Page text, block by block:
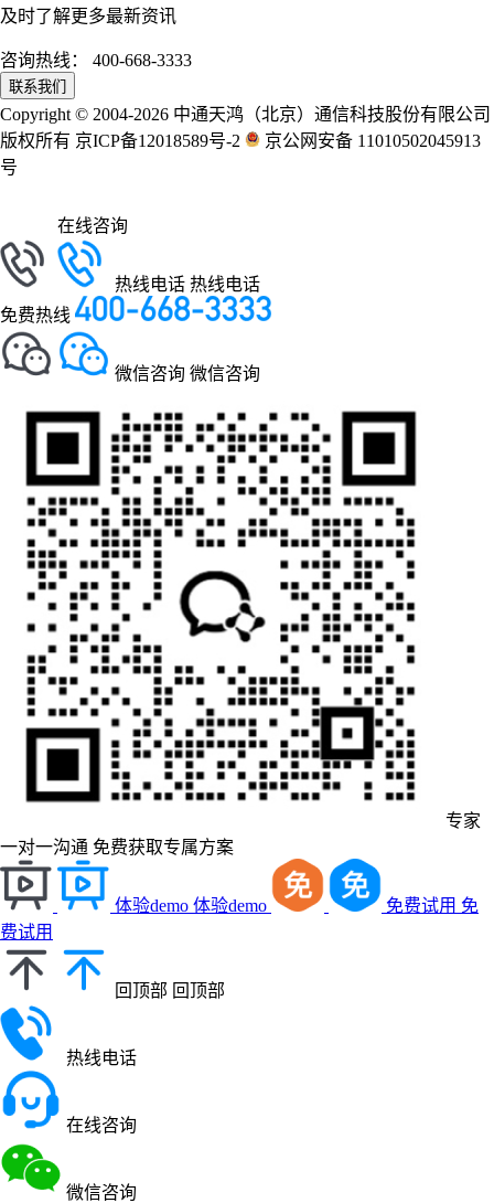
及时了解更多最新资讯
咨询热线： 400-668-3333
联系我们
Copyright © 2004-2026 中通天鸿（北京）通信科技股份有限公司
版权所有 京ICP备12018589号-2
京公网安备 11010502045913
号
在线咨询
热线电话 热线电话
免费热线
微信咨询 微信咨询
专家
一对一沟通 免费获取专属方案
体验demo 体验demo 免费试用 免
费试用
回顶部 回顶部
热线电话
在线咨询
微信咨询